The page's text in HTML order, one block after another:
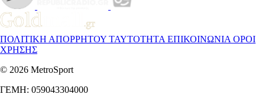
ΠΟΛΙΤΙΚΗ ΑΠΟΡΡΗΤΟΥ ΤΑΥΤΟΤΗΤΑ ΕΠΙΚΟΙΝΩΝΙΑ ΟΡΟΙ
ΧΡΗΣΗΣ
© 2026 MetroSport
ΓΕΜΗ: 059043304000